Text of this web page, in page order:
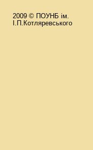
2009 © ПОУНБ ім.
І.П.Котляревського